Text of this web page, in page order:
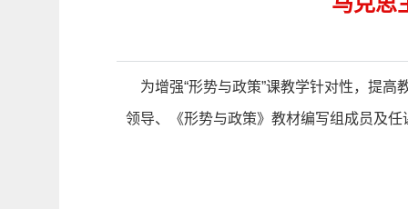
为增强“形势与政策”课教学针对性，提
领导、《形势与政策》教材编写组成员及